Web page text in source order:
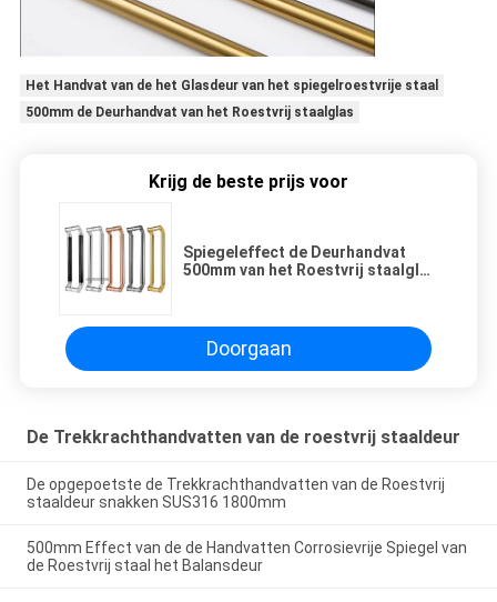
Het Handvat van de het Glasdeur van het spiegelroestvrije staal
500mm de Deurhandvat van het Roestvrij staalglas
Krijg de beste prijs voor
Spiegeleffect de Deurhandvat
500mm van het Roestvrij staalglas
Doorgaan
De Trekkrachthandvatten van de roestvrij staaldeur
De opgepoetste de Trekkrachthandvatten van de Roestvrij
staaldeur snakken SUS316 1800mm
500mm Effect van de de Handvatten Corrosievrije Spiegel van
de Roestvrij staal het Balansdeur